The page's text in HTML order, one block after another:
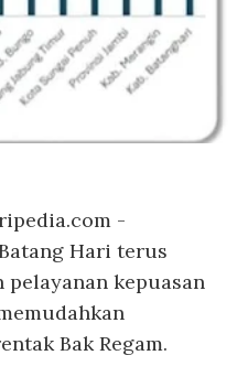
-
Hari terus
kepuasan
Bak Regam.